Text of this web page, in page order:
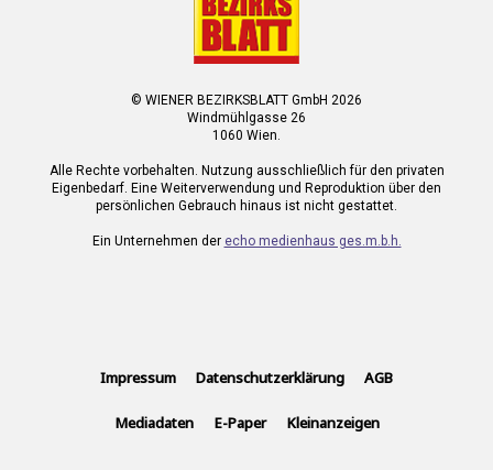
© WIENER BEZIRKSBLATT GmbH 2026
Windmühlgasse 26
1060 Wien.
Alle Rechte vorbehalten. Nutzung ausschließlich für den privaten
Eigenbedarf. Eine Weiterverwendung und Reproduktion über den
persönlichen Gebrauch hinaus ist nicht gestattet.
Ein Unternehmen der echo medienhaus ges.m.b.h.
Impressum Datenschutzerklärung AGB
Mediadaten E-Paper Kleinanzeigen